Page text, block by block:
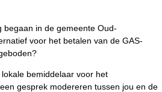
begaan in de gemeente Oud-
voor het betalen van de GAS-
bemiddelaar voor het
gesprek modereren tussen jou en de